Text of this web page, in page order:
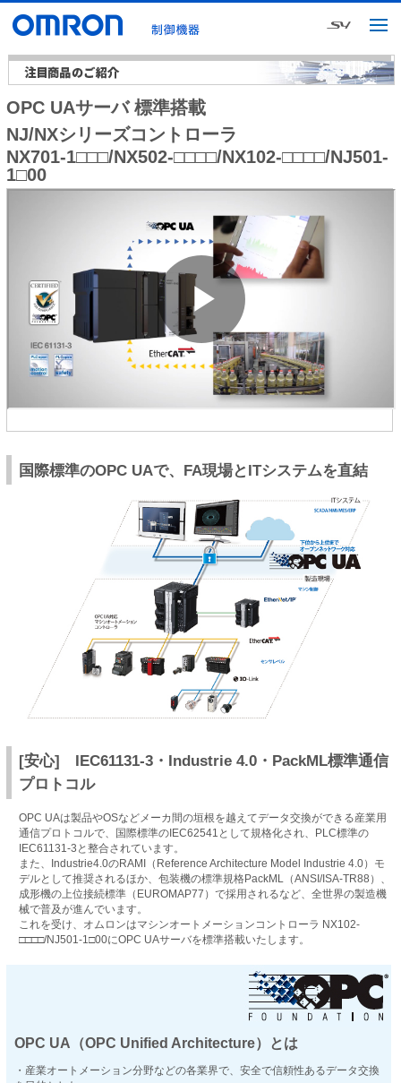
OPC UAサーバ 標準搭載
NJ/NXシリーズコントローラ
NX701-1□□□/NX502-□□□□/NX102-□□□□/NJ501-
1□00
国際標準のOPC UAで、FA現場とITシステムを直結
[安心] IEC61131-3・Industrie 4.0・PackML標準通信
プロトコル
OPC UAは製品やOSなどメーカ間の垣根を越えてデータ交換ができる産業用
通信プロトコルで、国際標準のIEC62541として規格化され、PLC標準の
IEC61131-3と整合されています。
また、Industrie4.0のRAMI（Reference Architecture Model Industrie 4.0）モ
デルとして推奨されるほか、包装機の標準規格PackML（ANSI/ISA-TR88）、
成形機の上位接続標準（EUROMAP77）で採用されるなど、全世界の製造機
械で普及が進んでいます。
これを受け、オムロンはマシンオートメーションコントローラ NX102-
□□□□/NJ501-1□00にOPC UAサーバを標準搭載いたします。
OPC UA（OPC Unified Architecture）とは
・産業オートメーション分野などの各業界で、安全で信頼性あるデータ交換